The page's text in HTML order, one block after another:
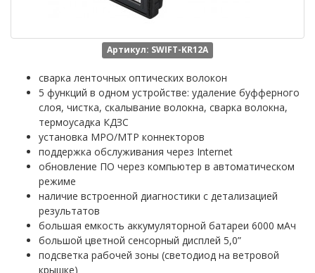
Артикул: SWIFT-KR12A
сварка ленточных оптических волокон
5 функций в одном устройстве: удаление буфферного
слоя, чистка, скалывание волокна, сварка волокна,
термоусадка КДЗС
установка MPO/MTP коннекторов
поддержка обслуживания через Internet
обновление ПО через компьютер в автоматическом
режиме
наличие встроенной диагностики с детализацией
результатов
большая емкость аккумуляторной батареи 6000 мАч
большой цветной сенсорный дисплей 5,0”
подсветка рабочей зоны (светодиод на ветровой
крышке)